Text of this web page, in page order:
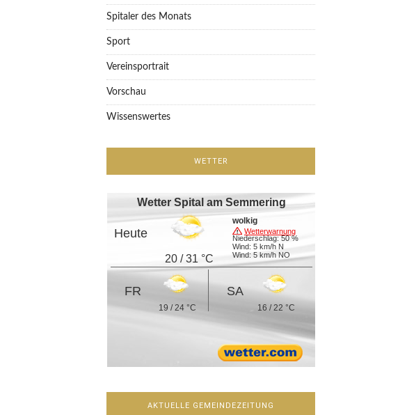
Spitaler des Monats
Sport
Vereinsportrait
Vorschau
Wissenswertes
WETTER
Wetter Spital am Semmering
Heute
20 / 31 °C
Wetterwarnung
wolkig
Niederschlag: 50 %
Wind: 5 km/h N
Wind: 5 km/h NO
FR
19 / 24 °C
SA
16 / 22 °C
AKTUELLE GEMEINDEZEITUNG